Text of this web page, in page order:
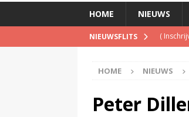
HOME NIEUWS
NIEUWSFLITS (
(
(KINK-
HOME NIEUWS
Peter